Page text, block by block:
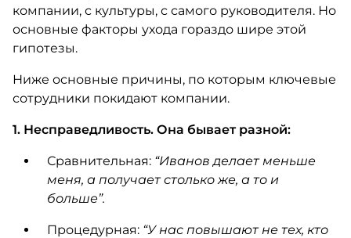
компании, с культуры, с самого руководителя. Но
основные факторы ухода гораздо шире этой
гипотезы.
Ниже основные причины, по которым ключевые
сотрудники покидают компании.
1. Несправедливость. Она бывает разной:
Сравнительная: “Иванов делает меньше
меня, а получает столько же, а то и
больше”.
Процедурная: “У нас повышают не тех, кто